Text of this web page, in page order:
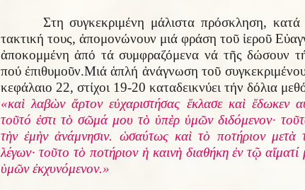
Στη συγκεκριμένη μάλιστα πρόσκληση,
τακτική τους, ἀπομονώνουν μιά φράση τοῦ ἱεροῦ
ἀποκομμένη ἀπό τά συμφραζόμενα νά τῆς δώσουν
πού ἐπιθυμοῦν.Μιά ἁπλή ἀνάγνωση τοῦ
κεφάλαιο 22, στίχοι 19-20 καταδεικνύει τήν δόλια
«καὶ λαβὼν ἄρτον εὐχαριστήσας ἔκλασε καὶ ἔδωκεν
τοῦτό ἐστι τὸ σῶμά μου τὸ ὑπὲρ ὑμῶν διδόμενον·
τὴν ἐμὴν ἀνάμνησιν. ὡσαύτως καὶ τὸ ποτήριον μετὰ
λέγων· τοῦτο τὸ ποτήριον ἡ καινὴ διαθήκη ἐν τῷ
ὑμῶν ἐκχυνόμενον.»